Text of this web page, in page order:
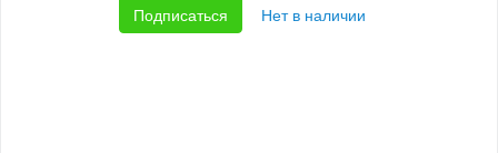
Подписаться Нет в наличии